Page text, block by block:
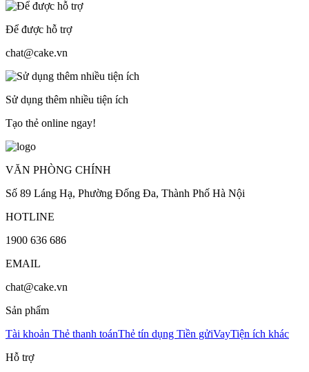
Để được hỗ trợ
chat@cake.vn
Sử dụng thêm nhiều tiện ích
Tạo thẻ online ngay!
VĂN PHÒNG CHÍNH
Số 89 Láng Hạ, Phường Đống Đa, Thành Phố Hà Nội
HOTLINE
1900 636 686
EMAIL
chat@cake.vn
Sản phẩm
Tài khoản Thẻ thanh toánThẻ tín dụng Tiền gửiVayTiện ích khác
Hỗ trợ